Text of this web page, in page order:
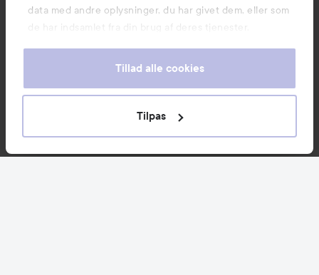
data med andre oplysninger, du har givet dem, eller som
de har indsamlet fra din brug af deres tjenester.
Tillad alle cookies
Tilpas